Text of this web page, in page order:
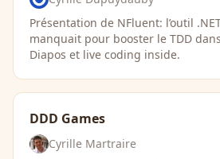
Présentation de NFluent: l’outil
manquait pour booster le TDD
Diapos et live coding inside.
DDD Games
Cyrille Martraire